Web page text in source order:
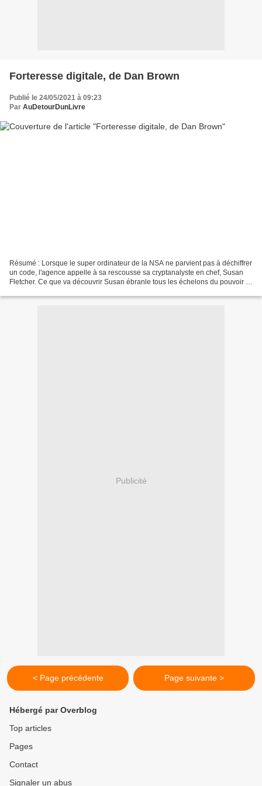
Forteresse digitale, de Dan Brown
Publié le 24/05/2021 à 09:23
Par AuDetourDunLivre
Résumé : Lorsque le super ordinateur de la NSA ne parvient pas à déchiffrer
un code, l'agence appelle à sa rescousse sa cryptanalyste en chef, Susan
Fletcher. Ce que va découvrir Susan ébranle tous les échelons du pouvoir :
Publicité
< Page précédente Page suivante >
Hébergé par Overblog
Top articles
Pages
Contact
Signaler un abus